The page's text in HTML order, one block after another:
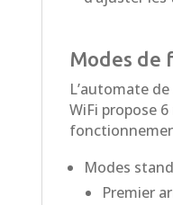
Modes de
L’automate
WiFi propose
Modes
Premier